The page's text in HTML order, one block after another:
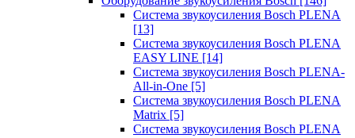
Система звукоусиления Bosch PLENA
[13]
Система звукоусиления Bosch PLENA
EASY LINE [14]
Система звукоусиления Bosch PLENA-
All-in-One [5]
Система звукоусиления Bosch PLENA
Matrix [5]
Система звукоусиления Bosch PLENA